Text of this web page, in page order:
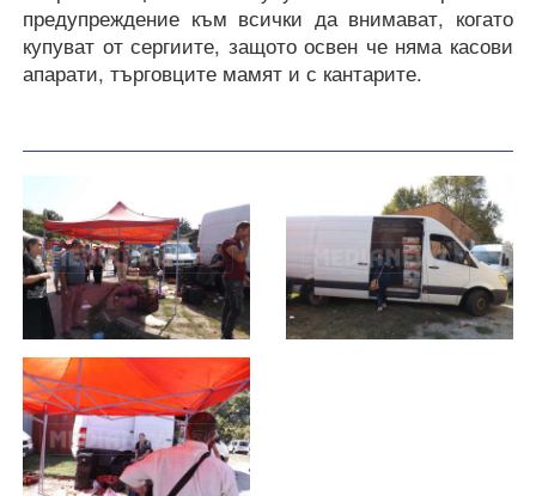
предупреждение към всички да внимават, когато
купуват от сергиите, защото освен че няма касови
апарати, търговците мамят и с кантарите.